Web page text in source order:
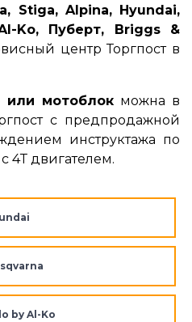
Stiga, Alpina, Hyundai,
Ko, Пуберт, Briggs &
центр Торгпост в
или мотоблок можна в
с предпродажной
инструктажа по
4Т двигателем.
by Al-Ko